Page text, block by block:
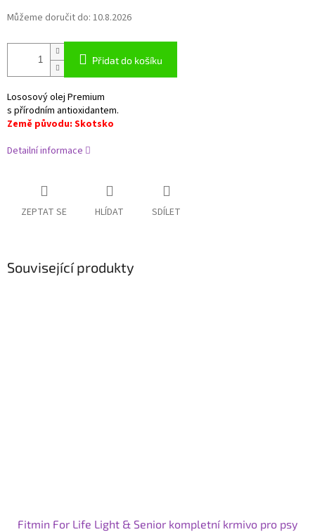
Můžeme doručit do: 10.8.2026
Přidat do košíku
Lososový olej Premium
s přírodním antioxidantem.
Země původu: Skotsko
Detailní informace
ZEPTAT SE HLÍDAT SDÍLET
Související produkty
Fitmin For Life Light & Senior kompletní krmivo pro psy